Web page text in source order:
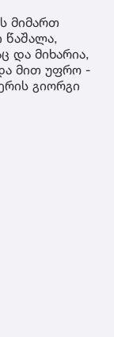
მიმართ
წაშალა,
და მიხარია,
მით უფრო -
გიორგი